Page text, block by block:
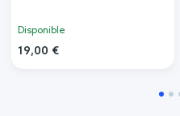
Disponible
19,00 €